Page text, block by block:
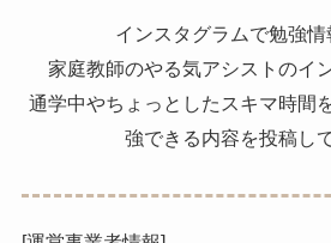
インスタグラムで勉強情
家庭教師のやる気アシストのイ
通学中やちょっとしたスキマ時間
強できる内容を投稿し